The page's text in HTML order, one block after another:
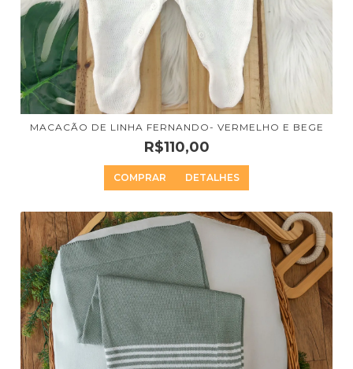
MACACÃO DE LINHA FERNANDO- VERMELHO E BEGE
R$110,00
COMPRAR DETALHES